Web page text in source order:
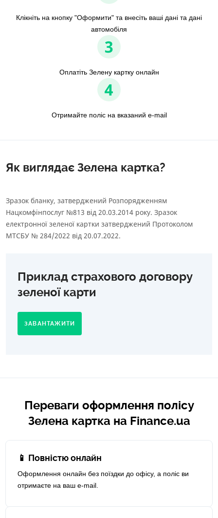
Клікніть на кнопку "Оформити" та внесіть ваші дані та дані
автомобіля
3
Оплатіть Зелену картку онлайн
4
Отримайте поліс на вказаний e-mail
Як виглядає Зелена картка?
Зразок бланку, затверджений Розпорядженням
Нацкомфінпослуг №813 від 20.03.2014 року. Зразок
електронної зеленої картки затверджений Протоколом
МТСБУ № 284/2022 від 20.07.2022.
Приклад страхового договору
зеленої карти
ЗАВАНТАЖИТИ
Переваги оформлення полісу
Зелена картка на Finance.ua
📱 Повністю онлайн
Оформлення онлайн без поїздки до офісу, а поліс ви
отримаєте на ваш e-mail.